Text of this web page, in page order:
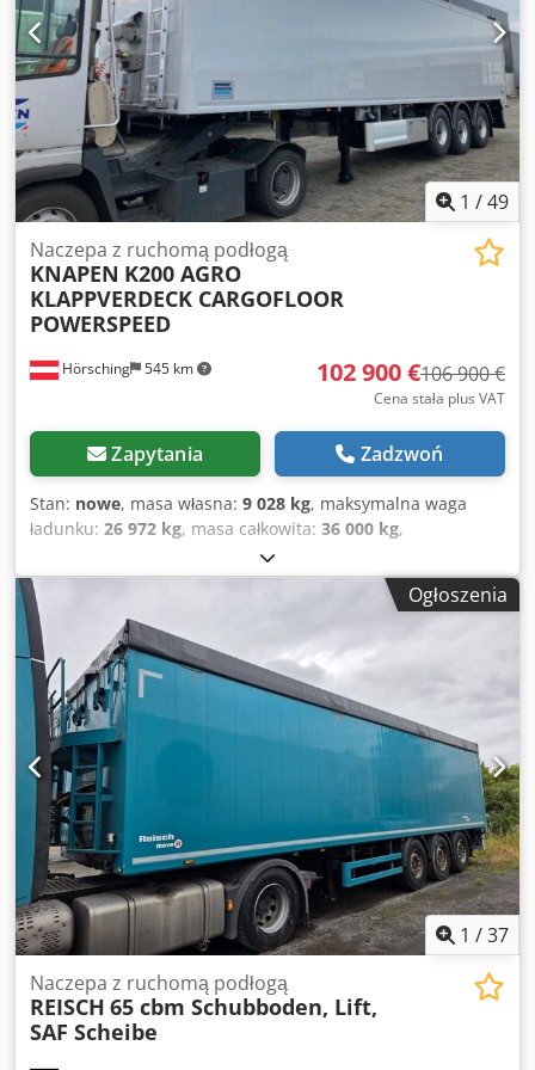
1 /49
Hörsching 545 km
Naczepa z ruchomą podłogą
KNAPEN K200 AGRO
KLAPPVERDECK CARGOFLOOR
POWERSPEED
102 900 €106 900 €
Cena stała plus VAT
Zapytania Zadzwoń
Stan: nowe, masa własna: 9 028 kg, maksymalna waga
ładunku: 26 972 kg, masa całkowita: 36 000 kg,
, objętość przestrzeni ładunkowej:
70 m³, zawieszenie:powietrze, rozmiar opony:
425/65R22,5
, | Knapen K-200 naczepa
z ruchomą podłogą z dachem składanym | Przyczepa
rolnicza 70 m³ pojemności ładunkowej | Osie BPW z
hamulcem bębnowym | Osie 10-tonowe | Oś skrętna za
ostatnią osią | Hydrauliczna tylna klapa | Oś podnoszona |
Podłoga 10 mm | Skrzynka narzędziowa | System
Cargofloor, Powerspeed | Czujniki ciśnienia w oponach |
Zastrzeżenie błędów i wcześniejszej sprzedaży. Dodpjw
Agv Djfx Ackekr
Ogłoszenia
1 /37
Naczepa z ruchomą podłogą
REISCH 65 cbm Schubboden, Lift,
SAF Scheibe